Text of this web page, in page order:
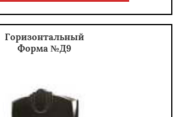
Горизонтальный
Форма №Д9